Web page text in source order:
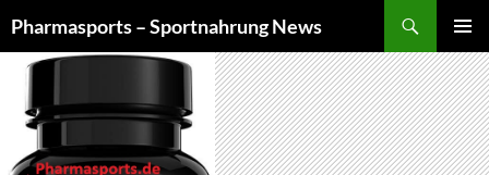
Inhalt
springen
Pharmasports – Sportnahrung News
MENÜ